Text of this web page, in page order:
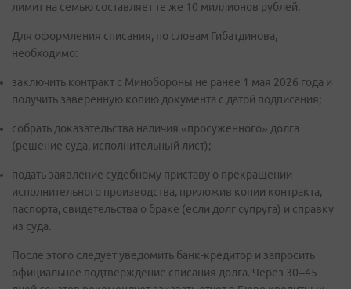
лимит на семью составляет те же 10 миллионов рублей.
Для оформления списания, по словам Гибатдинова,
необходимо:
заключить контракт с Минобороны не ранее 1 мая 2026 года и
получить заверенную копию документа с датой подписания;
собрать доказательства наличия «просуженного» долга
(решение суда, исполнительный лист);
подать заявление судебному приставу о прекращении
исполнительного производства, приложив копии контракта,
паспорта, свидетельства о браке (если долг супруга) и справку
из суда.
После этого следует уведомить банк-кредитор и запросить
официальное подтверждение списания долга. Через 30–45